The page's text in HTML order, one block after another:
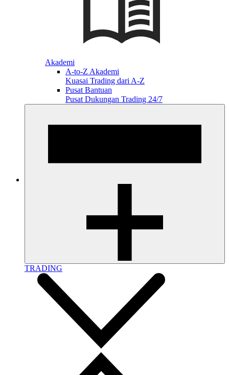
Akademi
A-to-Z Akademi
Kuasai Trading dari A-Z
Pusat Bantuan
Pusat Dukungan Trading 24/7
TRADING